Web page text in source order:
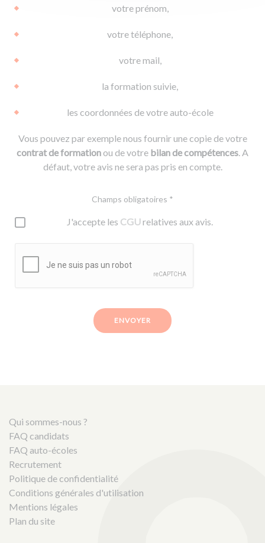
votre prénom,
votre téléphone,
votre mail,
la formation suivie,
les coordonnées de votre auto-école
Vous pouvez par exemple nous fournir une copie de votre
contrat de formationou de votre bilan de compétences. A
défaut, votre avis ne sera pas pris en compte.
Champs obligatoires *
J'accepte les CGUrelatives aux avis.
ENVOYER
Qui sommes-nous ?
FAQ candidats
FAQ auto-écoles
Recrutement
Politique de confidentialité
Conditions générales d'utilisation
Mentions légales
Plan du site